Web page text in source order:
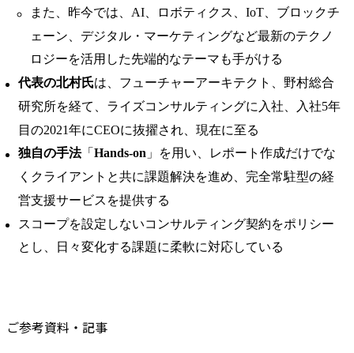
また、昨今では、AI、ロボティクス、IoT、ブロックチ
ェーン、デジタル・マーケティングなど最新のテクノ
ロジーを活用した先端的なテーマも手がける
代表の北村氏は、フューチャーアーキテクト、野村総合
研究所を経て、ライズコンサルティングに入社、入社5年
目の2021年にCEOに抜擢され、現在に至る
独自の手法「 Hands-on 」を用い、レポート作成だけでな
くクライアントと共に課題解決を進め、完全常駐型の経
営支援サービスを提供する
スコープを設定しないコンサルティング契約をポリシー
とし、日々変化する課題に柔軟に対応している
ご参考資料・記事